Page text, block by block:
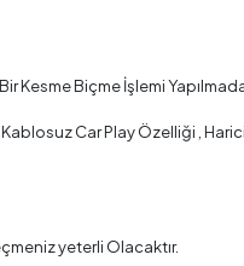
Kesme Biçme İşlemi
Car Play Özelliği ,
yeterli Olacaktır.